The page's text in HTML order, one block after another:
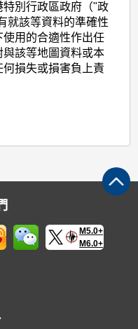
別行政區政府（"政
就該等資料的準確性
用的合適性作出任
該等地圖資料或本
損失或損害負上責
M5.0+
M6.0+